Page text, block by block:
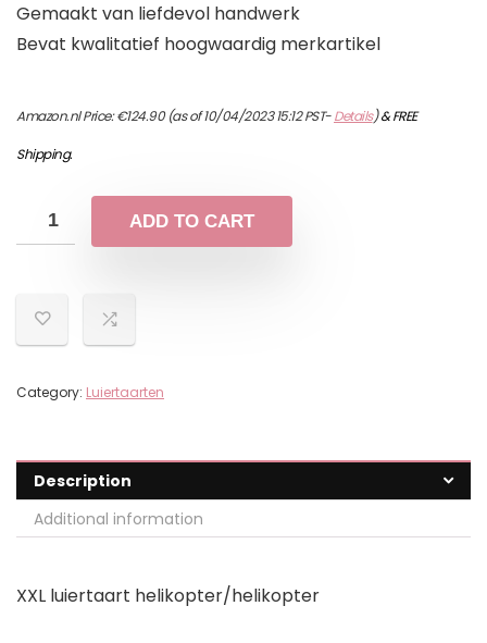
Gemaakt van liefdevol handwerk
Bevat kwalitatief hoogwaardig merkartikel
Amazon.nl Price:€124.90(as of 10/04/2023 15:12 PST-Details)&FREE
Shipping.
ADD TO CART
Category: Luiertaarten
Description
Additional information
XXL luiertaart helikopter/helikopter